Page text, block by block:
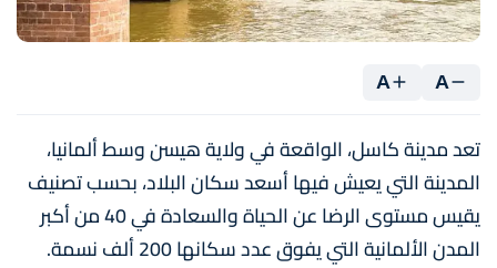
A
A
تعد مدينة كاسل، الواقعة في ولاية هيسن وسط ألمانيا،
المدينة التي يعيش فيها أسعد سكان البلاد، بحسب تصنيف
يقيس مستوى الرضا عن الحياة والسعادة في 40 من أكبر
المدن الألمانية التي يفوق عدد سكانها 200 ألف نسمة.